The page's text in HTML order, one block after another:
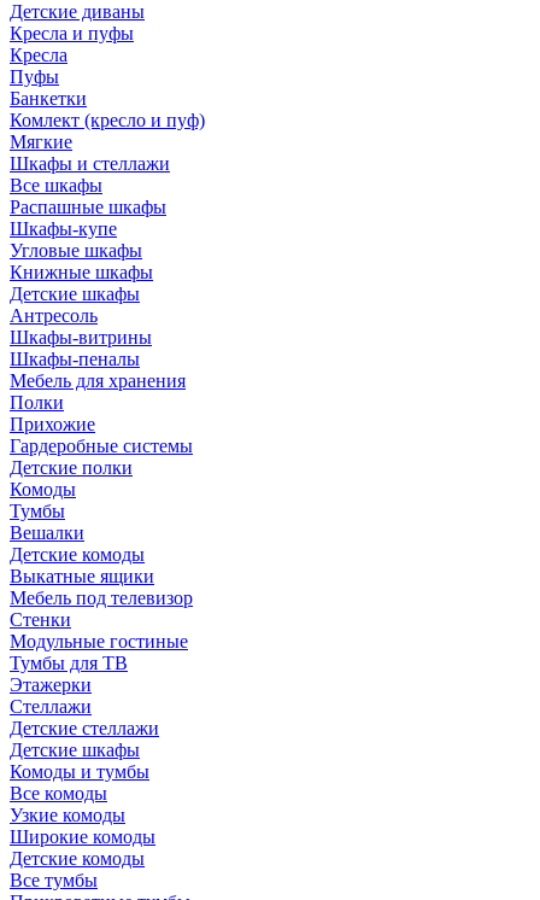
Детские диваны
Кресла и пуфы
Кресла
Пуфы
Банкетки
Комлект (кресло и пуф)
Мягкие
Шкафы и стеллажи
Все шкафы
Распашные шкафы
Шкафы-купе
Угловые шкафы
Книжные шкафы
Детские шкафы
Антресоль
Шкафы-витрины
Шкафы-пеналы
Мебель для хранения
Полки
Прихожие
Гардеробные системы
Детские полки
Комоды
Тумбы
Вешалки
Детские комоды
Выкатные ящики
Мебель под телевизор
Стенки
Модульные гостиные
Тумбы для ТВ
Этажерки
Стеллажи
Детские стеллажи
Детские шкафы
Комоды и тумбы
Все комоды
Узкие комоды
Широкие комоды
Детские комоды
Все тумбы